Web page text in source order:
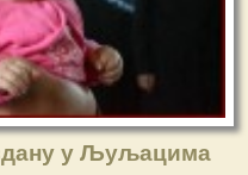
у Љуљацима